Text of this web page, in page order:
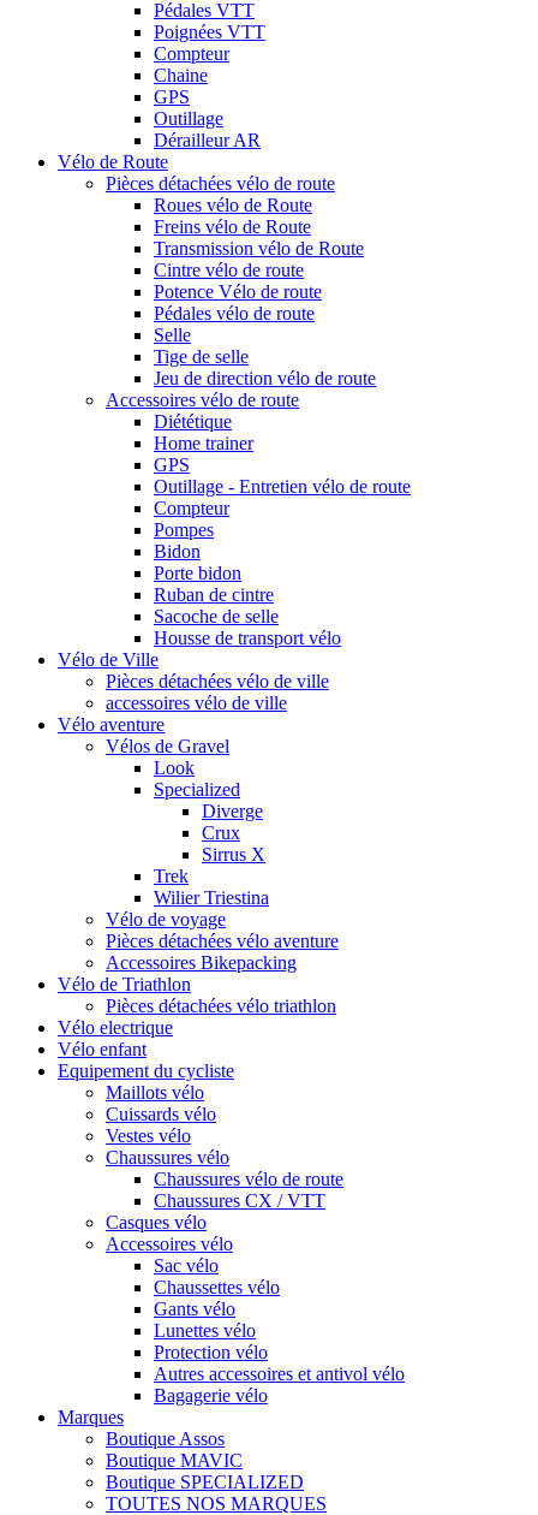
Pédales VTT
Poignées VTT
Compteur
Chaine
GPS
Outillage
Dérailleur AR
Vélo de Route
Pièces détachées vélo de route
Roues vélo de Route
Freins vélo de Route
Transmission vélo de Route
Cintre vélo de route
Potence Vélo de route
Pédales vélo de route
Selle
Tige de selle
Jeu de direction vélo de route
Accessoires vélo de route
Diététique
Home trainer
GPS
Outillage - Entretien vélo de route
Compteur
Pompes
Bidon
Porte bidon
Ruban de cintre
Sacoche de selle
Housse de transport vélo
Vélo de Ville
Pièces détachées vélo de ville
accessoires vélo de ville
Vélo aventure
Vélos de Gravel
Look
Specialized
Diverge
Crux
Sirrus X
Trek
Wilier Triestina
Vélo de voyage
Pièces détachées vélo aventure
Accessoires Bikepacking
Vélo de Triathlon
Pièces détachées vélo triathlon
Vélo electrique
Vélo enfant
Equipement du cycliste
Maillots vélo
Cuissards vélo
Vestes vélo
Chaussures vélo
Chaussures vélo de route
Chaussures CX / VTT
Casques vélo
Accessoires vélo
Sac vélo
Chaussettes vélo
Gants vélo
Lunettes vélo
Protection vélo
Autres accessoires et antivol vélo
Bagagerie vélo
Marques
Boutique Assos
Boutique MAVIC
Boutique SPECIALIZED
TOUTES NOS MARQUES